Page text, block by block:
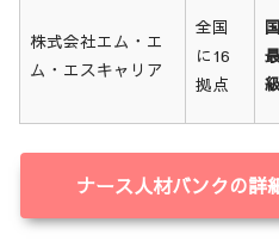
株式会社エム・エ
ム・エスキャリア
全国
に16
拠点
ナース人材バンクの詳